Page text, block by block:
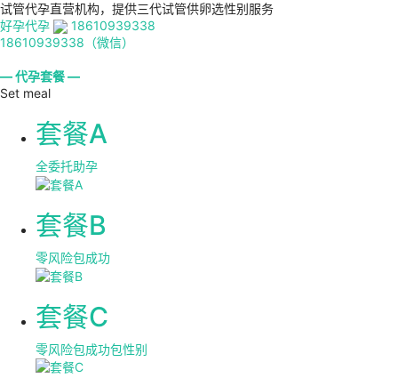
试管代孕直营机构，提供三代试管供卵选性别服务
好孕代孕
18610939338
18610939338（微信）
— 代孕套餐 —
Set meal
套餐A
全委托助孕
套餐B
零风险包成功
套餐C
零风险包成功包性别